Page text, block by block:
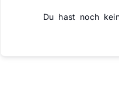
Du hast noch